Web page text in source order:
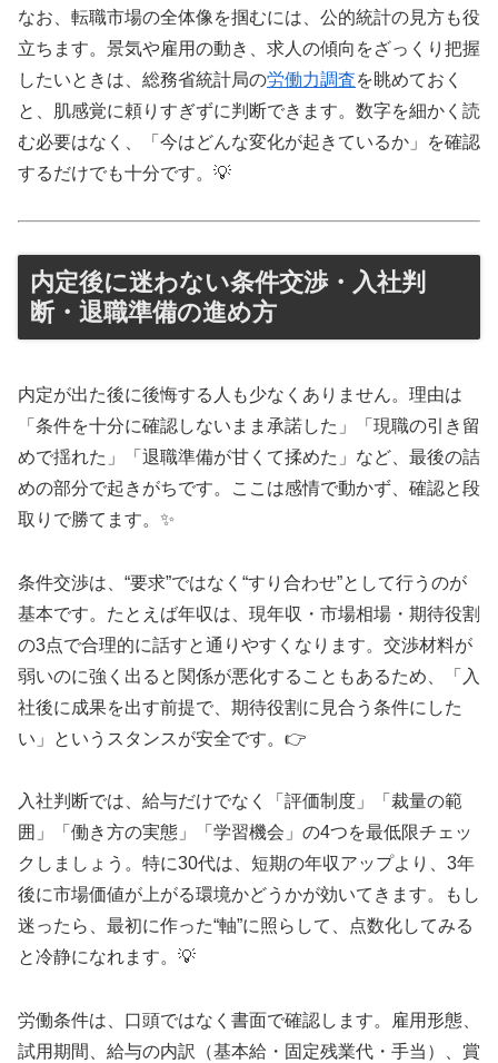
なお、転職市場の全体像を掴むには、公的統計の見方も役
立ちます。景気や雇用の動き、求人の傾向をざっくり把握
したいときは、総務省統計局の労働力調査を眺めておく
と、肌感覚に頼りすぎずに判断できます。数字を細かく読
む必要はなく、「今はどんな変化が起きているか」を確認
するだけでも十分です。💡
内定後に迷わない条件交渉・入社判
断・退職準備の進め方
内定が出た後に後悔する人も少なくありません。理由は
「条件を十分に確認しないまま承諾した」「現職の引き留
めで揺れた」「退職準備が甘くて揉めた」など、最後の詰
めの部分で起きがちです。ここは感情で動かず、確認と段
取りで勝てます。✨
条件交渉は、“要求”ではなく“すり合わせ”として行うのが
基本です。たとえば年収は、現年収・市場相場・期待役割
の3点で合理的に話すと通りやすくなります。交渉材料が
弱いのに強く出ると関係が悪化することもあるため、「入
社後に成果を出す前提で、期待役割に見合う条件にした
い」というスタンスが安全です。👉
入社判断では、給与だけでなく「評価制度」「裁量の範
囲」「働き方の実態」「学習機会」の4つを最低限チェッ
クしましょう。特に30代は、短期の年収アップより、3年
後に市場価値が上がる環境かどうかが効いてきます。もし
迷ったら、最初に作った“軸”に照らして、点数化してみる
と冷静になれます。💡
労働条件は、口頭ではなく書面で確認します。雇用形態、
試用期間、給与の内訳（基本給・固定残業代・手当）、賞